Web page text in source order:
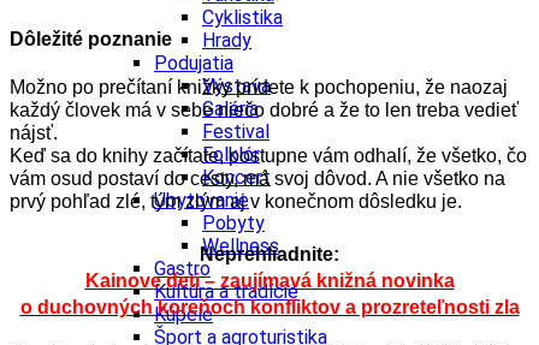
Cyklistika
Hrady
Podujatia
Výstava
Galéria
Festival
Folklór
Koncert
Ubytovanie
Pobyty
Wellness
Gastro
Kultúra a tradície
Kúpele
Šport a agroturistika
Dôležité poznanie
Možno po prečítaní knižky prídete k pochopeniu, že naozaj
každý človek má v sebe niečo dobré a že to len treba vedieť
nájsť.
Keď sa do knihy začítate, postupne vám odhalí, že všetko, čo
vám osud postaví do cesty, má svoj dôvod. A nie všetko na
prvý pohľad zlé, tým zlým aj v konečnom dôsledku je.
Neprehliadnite:
Kainove deti – zaujímavá knižná novinka
o duchovných koreňoch konfliktov a prozreteľnosti zla